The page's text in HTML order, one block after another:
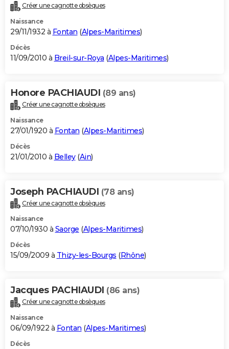
Créer une cagnotte obsèques
Naissance
29/11/1932 à Fontan (Alpes-Maritimes)
Décès
11/09/2010 à Breil-sur-Roya (Alpes-Maritimes)
Honore PACHIAUDI (89 ans)
Créer une cagnotte obsèques
Naissance
27/01/1920 à Fontan (Alpes-Maritimes)
Décès
21/01/2010 à Belley(Ain)
Joseph PACHIAUDI (78 ans)
Créer une cagnotte obsèques
Naissance
07/10/1930 à Saorge (Alpes-Maritimes)
Décès
15/09/2009 à Thizy-les-Bourgs (Rhône)
Jacques PACHIAUDI (86 ans)
Créer une cagnotte obsèques
Naissance
06/09/1922 à Fontan (Alpes-Maritimes)
Décès